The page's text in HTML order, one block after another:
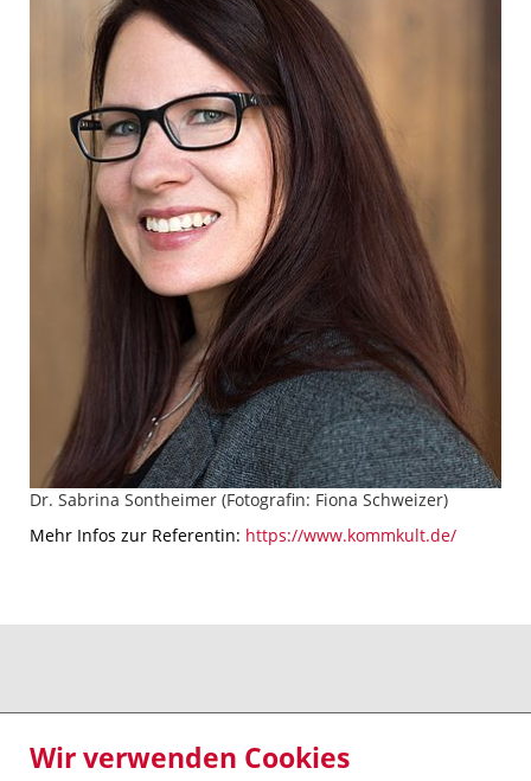
Dr. Sabrina Sontheimer (Fotografin: Fiona Schweizer)
Mehr Infos zur Referentin: https://www.kommkult.de/
Kontakt - Anfahrt
Datenschutz
Wir verwenden Cookies